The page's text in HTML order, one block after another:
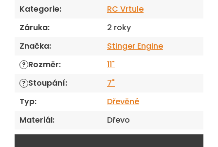
Kategorie:
RC Vrtule
Záruka:
2 roky
Značka: Stinger Engine
? Rozměr: 11"
? Stoupání:
7"
Typ:
Dřevěné
Materiál: Dřevo